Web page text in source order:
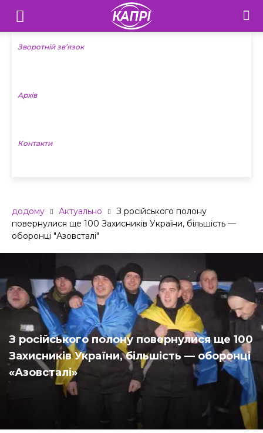
Телебачення
«Капрі»
Новини
Зворотній зв’язок
Архів
Контакти
додому Актуально
З російського полону
повернулися ще 100 Захисників України, більшість —
оборонці "Азовсталі"
З російського полону повернулися ще 100
Захисників України, більшість — оборонці
«Азовсталі»